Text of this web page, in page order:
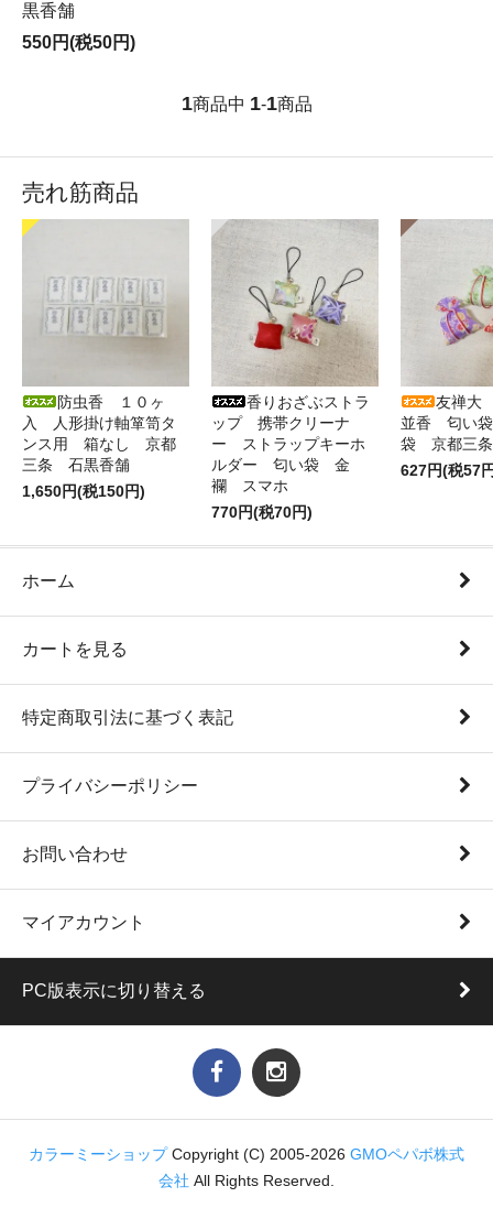
黒香舗
550円(税50円)
1商品中 1-1商品
売れ筋商品
防虫香 １０ヶ
入 人形掛け軸箪笥タ
ンス用 箱なし 京都
三条 石黒香舗
1,650円(税150円)
香りおざぶストラ
ップ 携帯クリーナ
ー ストラップキーホ
ルダー 匂い袋 金
襴 スマホ
770円(税70円)
友禅
並香 匂い
袋 京都三条
627円(税57
ホーム
カートを見る
特定商取引法に基づく表記
プライバシーポリシー
お問い合わせ
マイアカウント
PC版表示に切り替える
カラーミーショップ Copyright (C) 2005-2026 GMOペパボ株式
会社 All Rights Reserved.